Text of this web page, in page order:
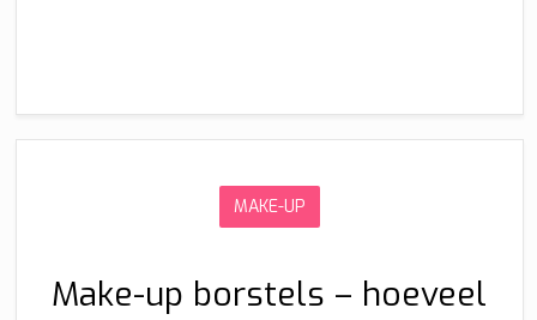
MAKE-UP
Make-up borstels – hoeveel